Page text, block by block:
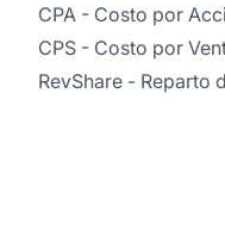
CPA - Costo por
CPS - Costo por
RevShare - Reparto